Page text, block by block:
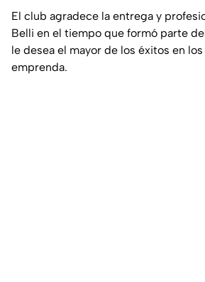
El club agradece la entrega y
Belli en el tiempo que formó parte
le desea el mayor de los éxitos en
emprenda.